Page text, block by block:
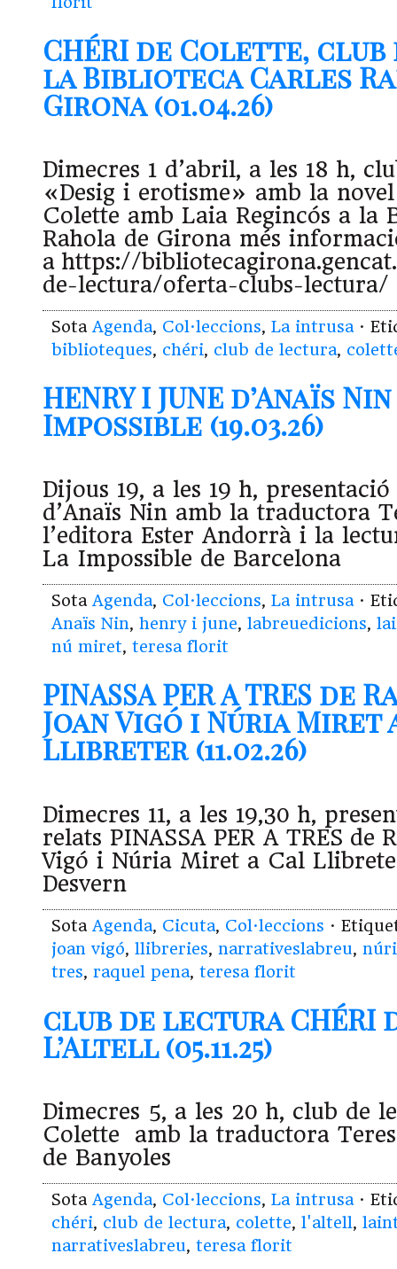
CHÉRI de Colette,
la Biblioteca Carles
Girona (01.04.26)
Dimecres 1 d’abril, a les 18 h,
«Desig i erotisme» amb la
Colette amb Laia Regincós a la
Rahola de Girona més
a https://
de-lectura/oferta-clubs-lectura/
Sota Agenda, Col·leccions, La intrusa ·
biblioteques, chéri, club de lectura,
HENRY I JUNE d’Anaïs
Impossible (19.03.26)
Dijous 19, a les 19 h, presentació
d’Anaïs Nin amb la traductora
l’editora Ester Andorrà i la
La Impossible de Barcelona
Sota Agenda, Col·leccions, La intrusa ·
Anaïs Nin, henry i june, labreuedicions,
nú miret, teresa florit
PINASSA PER A TRES de
Joan Vigó i Núria Miret
Llibreter (11.02.26)
Dimecres 11, a les 19,30 h,
relats PINASSA PER A TRES de
Vigó i Núria Miret a Cal
Desvern
Sota Agenda, Cicuta, Col·leccions ·
joan vigó, llibreries, narrativeslabreu,
tres, raquel pena, teresa florit
club de lectura CHÉRI
L’Altell (05.11.25)
Dimecres 5, a les 20 h, club de
Colette amb la traductora
de Banyoles
Sota Agenda, Col·leccions, La intrusa ·
chéri, club de lectura, colette, l'altell,
narrativeslabreu, teresa florit